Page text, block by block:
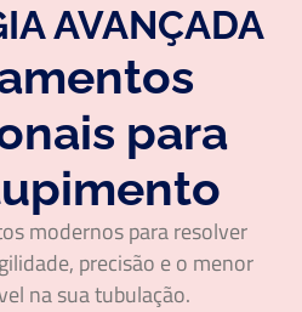
AVANÇADA
para
modernos para resolver
precisão e o menor
na sua tubulação.